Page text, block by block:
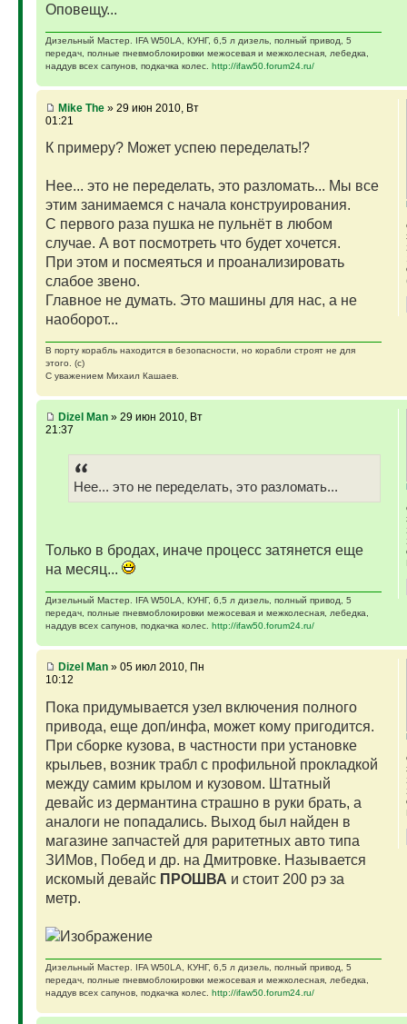
Оповещу...
Дизельный Мастер. IFA W50LA, КУНГ, 6,5 л дизель, полный привод, 5
передач, полные пневмоблокировки межосевая и межколесная, лебедка,
наддув всех сапунов, подкачка колес. http://ifaw50.forum24.ru/
Mike The» 29 июн 2010, Вт
01:21
К примеру? Может успею переделать!?
Нее... это не переделать, это разломать... Мы все
этим занимаемся с начала конструирования.
С первого раза пушка не пульнёт в любом
случае. А вот посмотреть что будет хочется.
При этом и посмеяться и проанализировать
слабое звено.
Главное не думать. Это машины для нас, а не
наоборот...
В порту корабль находится в безопасности, но корабли строят не для
этого. (с)
С уважением Михаил Кашаев.
Dizel Man» 29 июн 2010, Вт
21:37
Нее... это не переделать, это разломать...
Только в бродах, иначе процесс затянется еще
на месяц...
Дизельный Мастер. IFA W50LA, КУНГ, 6,5 л дизель, полный привод, 5
передач, полные пневмоблокировки межосевая и межколесная, лебедка,
наддув всех сапунов, подкачка колес. http://ifaw50.forum24.ru/
Dizel Man» 05 июл 2010, Пн
10:12
Пока придумывается узел включения полного
привода, еще доп/инфа, может кому пригодится.
При сборке кузова, в частности при установке
крыльев, возник трабл с профильной прокладкой
между самим крылом и кузовом. Штатный
девайс из дермантина страшно в руки брать, а
аналоги не попадались. Выход был найден в
магазине запчастей для раритетных авто типа
ЗИМов, Побед и др. на Дмитровке. Называется
искомый девайс ПРОШВА и стоит 200 рэ за
метр.
Дизельный Мастер. IFA W50LA, КУНГ, 6,5 л дизель, полный привод, 5
передач, полные пневмоблокировки межосевая и межколесная, лебедка,
наддув всех сапунов, подкачка колес. http://ifaw50.forum24.ru/